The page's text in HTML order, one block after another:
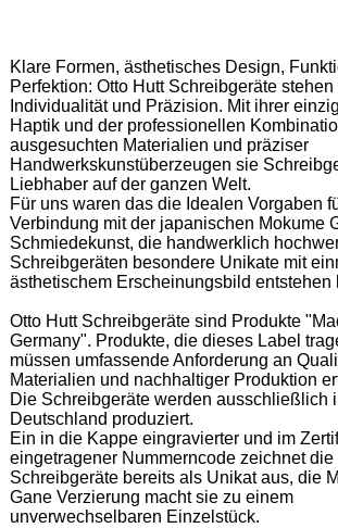
Klare Formen, ästhetisches Design,
Perfektion: Otto Hutt Schreibgeräte stehen
Individualität und Präzision. Mit ihrer
Haptik und der professionellen
ausgesuchten Materialien und präziser
Handwerkskunstüberzeugen sie
Liebhaber auf der ganzen Welt.
Für uns waren das die Idealen Vorgaben
Verbindung mit der japanischen Mokume
Schmiedekunst, die handwerklich
Schreibgeräten besondere Unikate mit
ästhetischem Erscheinungsbild entstehen
Otto Hutt Schreibgeräte sind Produkte
Germany". Produkte, die dieses Label
müssen umfassende Anforderung an
Materialien und nachhaltiger Produktion
Die Schreibgeräte werden ausschließlich
Deutschland produziert.
Ein in die Kappe eingravierter und im
eingetragener Nummerncode zeichnet die
Schreibgeräte bereits als Unikat aus, die
Gane Verzierung macht sie zu einem
unverwechselbaren Einzelstück.